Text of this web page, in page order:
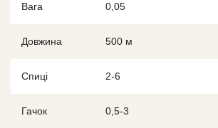
Вага 0,05
Довжина 500 м
Спиці 2-6
Гачок 0,5-3